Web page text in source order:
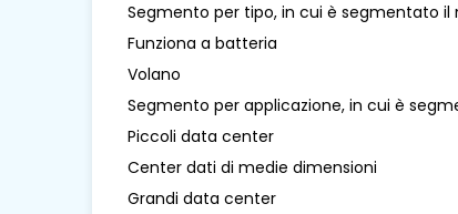
Segmento per tipo, in cui è segmentato il
Funziona a batteria
Volano
Segmento per applicazione, in cui è
Piccoli data center
Center dati di medie dimensioni
Grandi data center